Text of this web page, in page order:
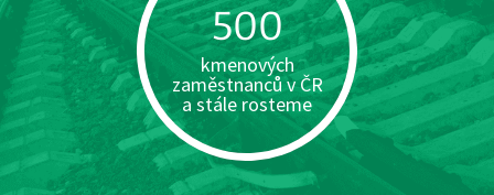
500
kmenových
zaměstnanců v ČR
a stále rosteme